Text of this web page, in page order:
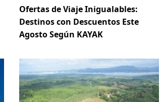
Ofertas de Viaje Inigualables:
Destinos con Descuentos Este
Agosto Según KAYAK